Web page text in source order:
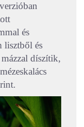
és
lisztből és
díszítik,